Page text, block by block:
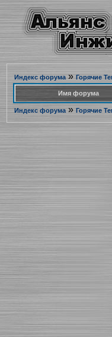
Индекс форума» Горячие
Имя форума
Индекс форума» Горячие